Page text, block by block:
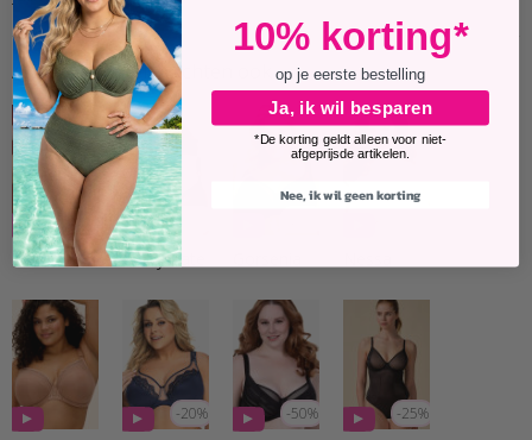
Andere klanten kochten ook
-25%
Elomi
-25%
Curvy Kate
-20% -50% -25%
10% korting*
op je eerste bestelling
Ja, ik wil besparen
*De korting geldt alleen voor niet-
afgeprijsde artikelen.
Nee, ik wil geen korting